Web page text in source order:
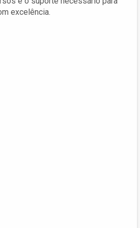
excelência.